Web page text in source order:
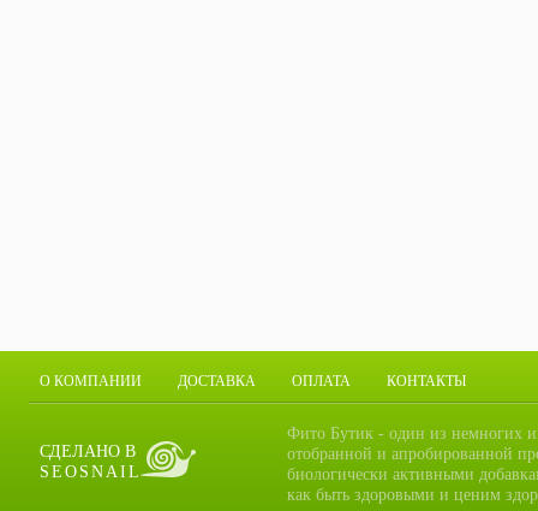
О КОМПАНИИ ДОСТАВКА ОПЛАТА КОНТАКТЫ
СДЕЛАНО В
SEOSNAIL
Фито Бутик - один из немногих
отобранной и апробированной
биологически активными
как быть здоровыми и ценим